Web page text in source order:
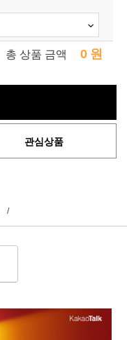
총 상품 금액 0 원
관심상품